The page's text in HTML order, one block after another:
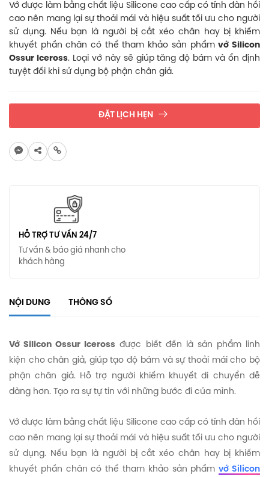
Vớ được làm bằng chất liệu Silicone cao cấp có tính đàn hồi
cao nên mang lại sự thoải mái và hiệu suất tối ưu cho người
sử dụng. Nếu bạn là người bị cắt xéo chân hay bị khiếm
khuyết phần chân có thể tham khảo sản phẩmvớ Silicon
Ossur Iceross. Loại vớ này sẽ giúp tăng độ bám và ổn định
tuyệt đối khi sử dụng bộ phận chân giả.
ĐẶT LỊCH HẸN
HỖ TRỢ TƯ VẤN 24/7
Tư vấn & báo giá nhanh cho
khách hàng
NỘI DUNG THÔNG SỐ
Vớ Silicon Ossur Iceross được biết đến là sản phẩm linh
kiện cho chân giả, giúp tạo độ bám và sự thoải mái cho bộ
phận chân giả. Hỗ trợ người khiếm khuyết di chuyển dễ
dàng hơn. Tạo ra sự tự tin với những bước đi của mình.
Vớ được làm bằng chất liệu Silicone cao cấp có tính đàn hồi
cao nên mang lại sự thoải mái và hiệu suất tối ưu cho người
sử dụng. Nếu bạn là người bị cắt xéo chân hay bị khiếm
khuyết phần chân có thể tham khảo sản phẩmvớ Silicon